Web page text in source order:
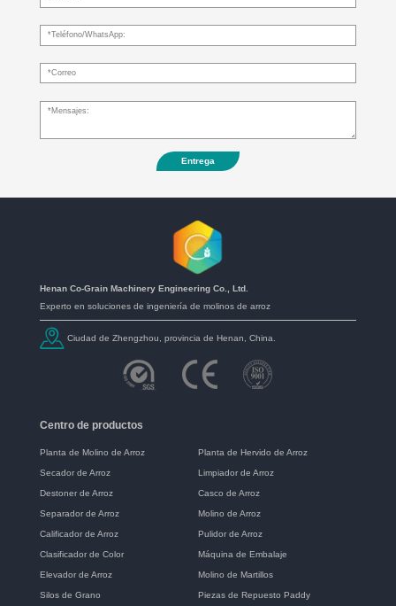
Entrega
Henan Co-Grain Machinery Engineering Co., Ltd.
Experto en soluciones de ingeniería de molinos de arroz
Ciudad de Zhengzhou, provincia de Henan, China.
Centro de productos
Planta de Molino de Arroz Planta de Hervido de Arroz
Secador de Arroz Limpiador de Arroz
Destoner de Arroz Casco de Arroz
Separador de Arroz Molino de Arroz
Calificador de Arroz Pulidor de Arroz
Clasificador de Color Máquina de Embalaje
Elevador de Arroz Molino de Martillos
Silos de Grano Piezas de Repuesto Paddy